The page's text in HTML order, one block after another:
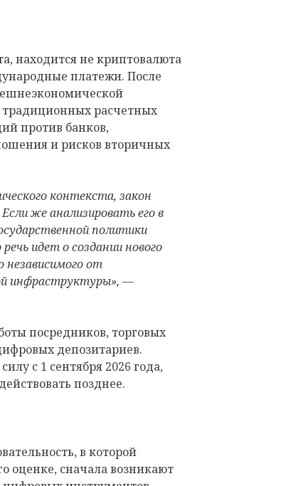
находится не криптовалюта
платежи. После
традиционных расчетных
против банков,
и рисков вторичных
контекста, закон
же анализировать его в
политики
идет о создании нового
от
инфраструктуры», —
посредников, торговых
депозитариев.
с 1 сентября 2026 года,
позднее.
в которой
оценке, сначала возникают